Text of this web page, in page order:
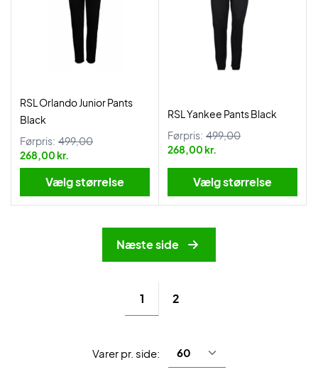
RSL Orlando Junior Pants
Black
Førpris: 499,00
268,00 kr.
Vælg størrelse
RSL Yankee Pants Black
Førpris: 499,00
268,00 kr.
Vælg størrelse
Næste side
1 2
Varer pr. side: